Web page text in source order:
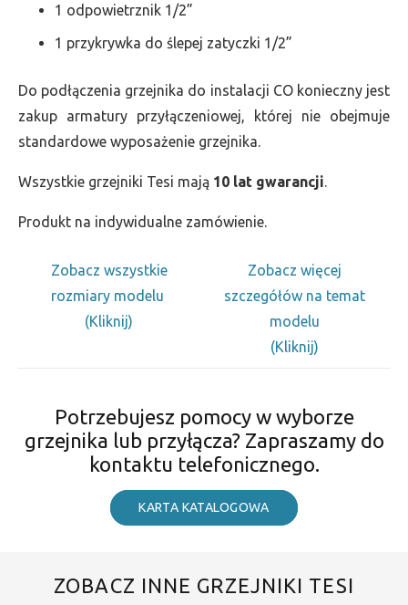
1 odpowietrznik 1/2”
1 przykrywka do ślepej zatyczki 1/2”
Do podłączenia grzejnika do instalacji CO konieczny jest
zakup armatury przyłączeniowej, której nie obejmuje
standardowe wyposażenie grzejnika.
Wszystkie grzejniki Tesi mają 10 lat gwarancji.
Produkt na indywidualne zamówienie.
Zobacz wszystkie
rozmiary modelu
(Kliknij)
Zobacz więcej
szczegółów na temat
modelu
(Kliknij)
Potrzebujesz pomocy w wyborze
grzejnika lub przyłącza? Zapraszamy do
kontaktu telefonicznego.
KARTA KATALOGOWA
ZOBACZ INNE GRZEJNIKI TESI